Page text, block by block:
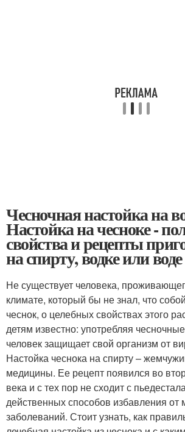
Чесночная настойка на
Настойка на чесноке -
свойства и рецепты
на спирту, водке или воде
Не существует человека,
климате, который бы не знал, что
чеснок, о целебных свойствах этого
детям известно: употребляя
человек защищает свой организм от
Настойка чеснока на спирту –
медицины. Ее рецепт появился во
века и с тех пор не сходит с
действенных способов избавления от
заболеваний. Стоит узнать, как